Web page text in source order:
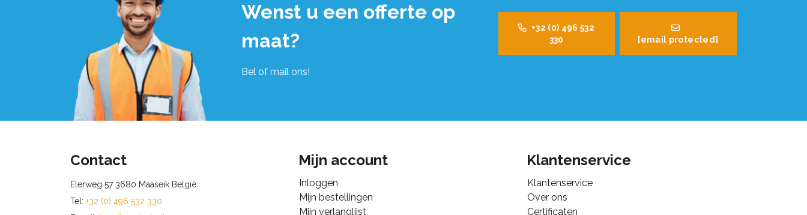
Wenst u een offerte op
maat?
Bel of mail ons!
+32 (0) 496 532
330
[email protected]
Contact
Elerweg 57 3680 Maaseik België
Tel: +32 (0) 496 532 330
Mijn account
Inloggen
Mijn bestellingen
Mijn verlanglijst
Klantenservice
Klantenservice
Over ons
Certificaten